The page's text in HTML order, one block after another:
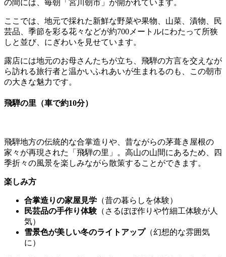
の間には、毎朝「宮川朝市」が開かれています。
ここでは、地元で採れた新鮮な野菜や果物、山菜、漬物、民
芸品、季節を彩る花々などが約700メートルにわたって所狭
しと並び、にぎわいを見せています。
露店には地元のお母さんたちが立ち、飛騨の方言を交えなが
ら訪れる旅行者と温かいふれあいが生まれるのも、この朝市
の大きな魅力です。
飛騨の里 （車で約10分）
飛騨地方の伝統的な合掌造りや、昔ながらの茅葺き屋根の
家々が再現された「飛騨の里」。高山の山間にあるため、四
季折々の風景を楽しみながら散策することができます。
楽しみ方
合掌造りの家屋見学 （昔の暮らしを体験）
民芸品の手作り体験（さるぼぼ作りや竹細工体験が人
気）
雪景色が美しい冬のライトアップ（幻想的な雰囲気
に）